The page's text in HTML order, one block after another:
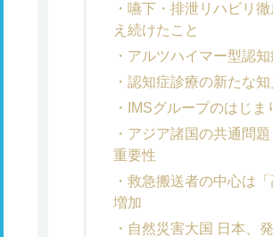
嚥下・排泄リハビリ
え続けたこと
アルツハイマー型認
認知症診療の新たな
IMSグループのはじ
アジア諸国の共通問
重要性
救急搬送者の中心は
増加
自然災害大国 日本、